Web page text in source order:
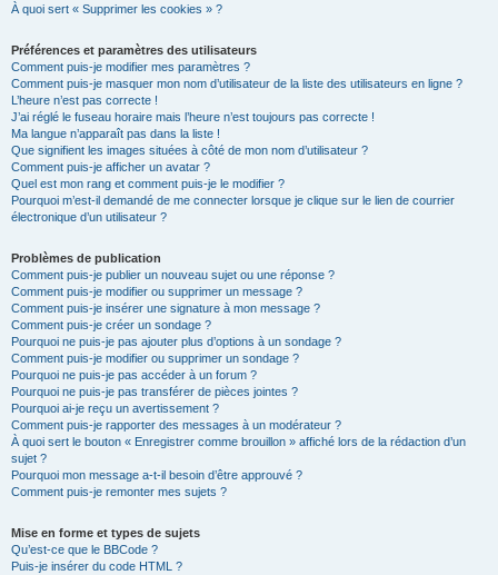
À quoi sert « Supprimer les cookies » ?
Préférences et paramètres des utilisateurs
Comment puis-je modifier mes paramètres ?
Comment puis-je masquer mon nom d’utilisateur de la liste des utilisateurs en ligne ?
L’heure n’est pas correcte !
J’ai réglé le fuseau horaire mais l’heure n’est toujours pas correcte !
Ma langue n’apparaît pas dans la liste !
Que signifient les images situées à côté de mon nom d’utilisateur ?
Comment puis-je afficher un avatar ?
Quel est mon rang et comment puis-je le modifier ?
Pourquoi m’est-il demandé de me connecter lorsque je clique sur le lien de courrier
électronique d’un utilisateur ?
Problèmes de publication
Comment puis-je publier un nouveau sujet ou une réponse ?
Comment puis-je modifier ou supprimer un message ?
Comment puis-je insérer une signature à mon message ?
Comment puis-je créer un sondage ?
Pourquoi ne puis-je pas ajouter plus d’options à un sondage ?
Comment puis-je modifier ou supprimer un sondage ?
Pourquoi ne puis-je pas accéder à un forum ?
Pourquoi ne puis-je pas transférer de pièces jointes ?
Pourquoi ai-je reçu un avertissement ?
Comment puis-je rapporter des messages à un modérateur ?
À quoi sert le bouton « Enregistrer comme brouillon » affiché lors de la rédaction d’un
sujet ?
Pourquoi mon message a-t-il besoin d’être approuvé ?
Comment puis-je remonter mes sujets ?
Mise en forme et types de sujets
Qu’est-ce que le BBCode ?
Puis-je insérer du code HTML ?